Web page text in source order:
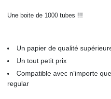
Une boite de 1000 tubes !!!
Un papier de qualité
Un tout petit prix
Compatible avec n'importe
regular